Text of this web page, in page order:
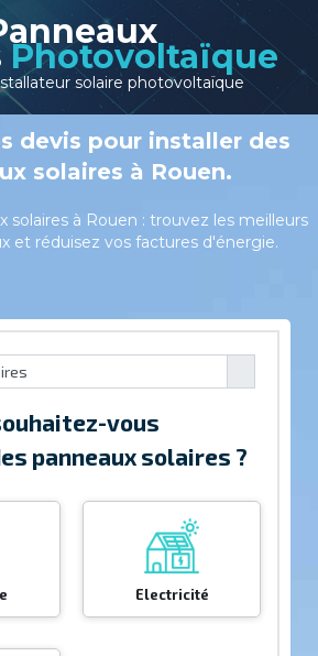
Photovoltaïque
solaire photovoltaïque
devis pour installer des
solaires à Rouen.
solaires à Rouen : trouvez les meilleurs
et réduisez vos factures d'énergie.